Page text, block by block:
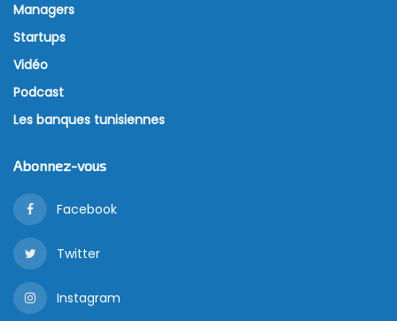
Managers
Startups
Vidéo
Podcast
Les banques tunisiennes
Abonnez-vous
Facebook
Twitter
Instagram